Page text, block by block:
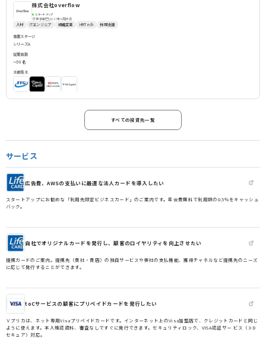
株式会社overflow
スタートアップ
東京都 2017年6月設立
人材 ITエンジニア 組織変革 HRTech
採用支援
事業ステージ
シリーズA
従業員数
〜50名
主要株主
すべての投資先一覧
サービス
広告費、AWSの支払いに最適な法人カードを導入したい
スタートアップにお勧めな「利用先限定ビジネスカード」のご案内です。年会費無料で利用額の0.5％をキャッシュ
バック。
自社でオリジナルカードを発行し、顧客のロイヤリティを向上させたい
提携カードのご案内。提携先（貴社・貴店）の独自サービスや弊社の支払機能、獲得チャネルなど提携先のニーズ
に応じて発行することができます。
toCサービスの顧客にプリペイドカードを発行したい
Ｖプリカは、ネット専用Visaプリペイドカードです。インターネット上のVisa加盟店で、クレジットカードと同じ
ように使えます。本人確認資料、審査なしですぐに発行できます。セキュリティロック、VISA認証サー ビス（3-D
セキュア）対応。